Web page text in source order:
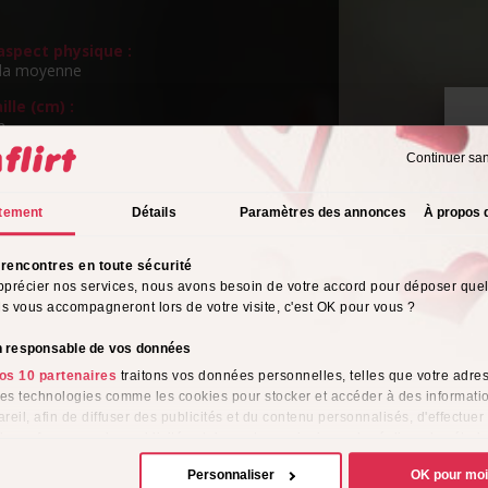
Continuer
Détails Paramètres des annonces À propos
rencontres en toute sécurité
nos services, nous avons besoin de votre accord pour déposer
vous accompagneront lors de votre visite, c'est OK pour vous ?
responsable de vos données
10 partenaires traitons vos données personnelles, telles que votre
technologies comme les cookies pour stocker et accéder à des
afin de diffuser des publicités et du contenu personnalisés, d'effectuer
favorisant ainsi le développement de services. Vous avez le choix quant à
de vos données et à leurs finalités. Vous pouvez modifier ou retirer votre
Personnaliser OK pour moi
physique :
moyenne
(cm) :
de cheveux :
:
sexuelle :
vestimentaire :